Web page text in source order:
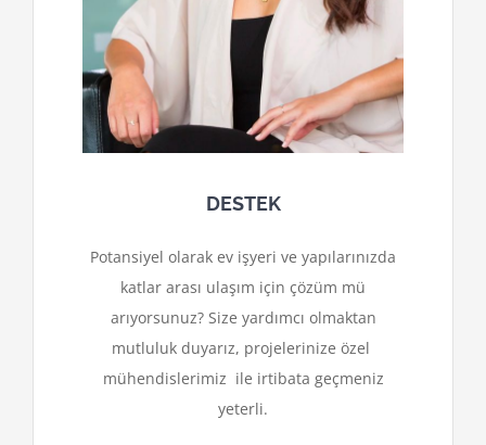
DESTEK
Potansiyel olarak ev işyeri ve yapılarınızda
katlar arası ulaşım için çözüm mü
arıyorsunuz? Size yardımcı olmaktan
mutluluk duyarız, projelerinize özel
mühendislerimiz ile irtibata geçmeniz
yeterli.